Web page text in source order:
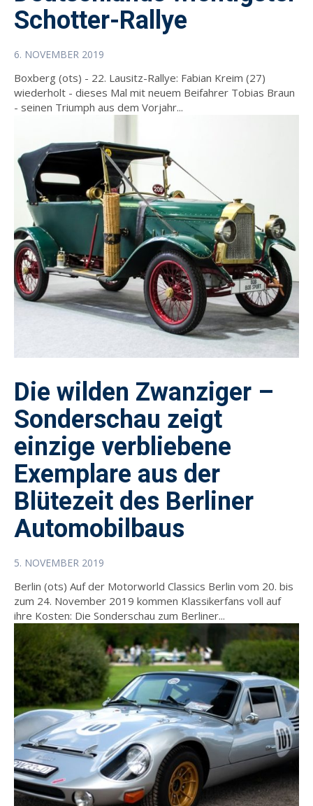
Schotter-Rallye
6. NOVEMBER 2019
Boxberg (ots) - 22. Lausitz-Rallye: Fabian Kreim (27)
wiederholt - dieses Mal mit neuem Beifahrer Tobias Braun
- seinen Triumph aus dem Vorjahr...
Die wilden Zwanziger –
Sonderschau zeigt
einzige verbliebene
Exemplare aus der
Blütezeit des Berliner
Automobilbaus
5. NOVEMBER 2019
Berlin (ots) Auf der Motorworld Classics Berlin vom 20. bis
zum 24. November 2019 kommen Klassikerfans voll auf
ihre Kosten: Die Sonderschau zum Berliner...